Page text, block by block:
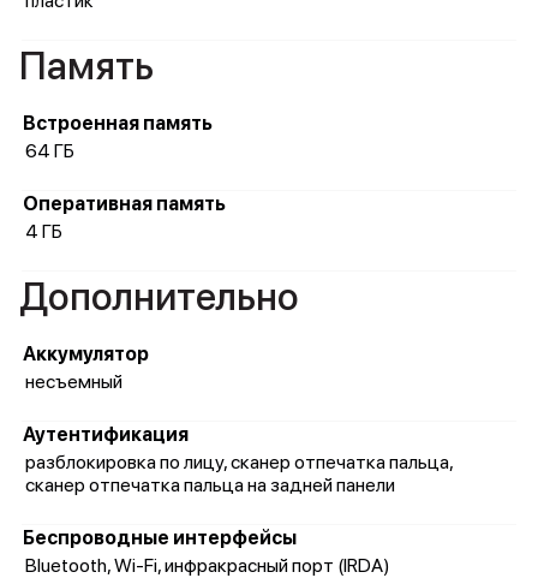
Память
Встроенная память
64 ГБ
Оперативная память
4 ГБ
Дополнительно
Аккумулятор
несъемный
Аутентификация
разблокировка по лицу, сканер отпечатка пальца,
сканер отпечатка пальца на задней панели
Беспроводные интерфейсы
Bluetooth, Wi-Fi, инфракрасный порт (IRDA)